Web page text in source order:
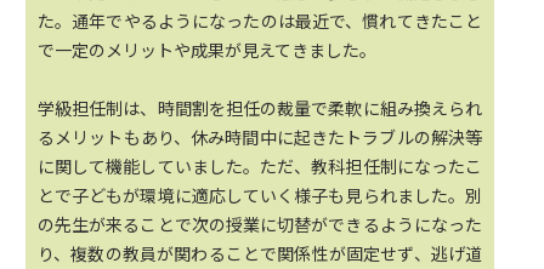
た。通年でやるようになったのは最近で、慣れてきたこと
で一定のメリットや成果が見えてきました。
学級担任制は、時間割を担任の裁量で柔軟に組み換えられ
るメリットもあり、休み時間中に起きたトラブルの解決等
に関して機能していました。ただ、教科担任制になったこ
とで子どもが環境に適応していく様子も見られました。別
の先生が来ることで次の授業に切替ができるようになった
り、複数の教員が関わることで関係性が固定せず、逃げ道